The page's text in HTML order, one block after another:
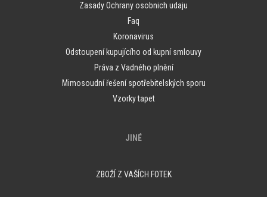
Zasady Ochrany osobnich udaju
Faq
Koronavirus
Odstoupení kupujícího od kupní smlouvy
Práva z Vadného plnění
Mimosoudní řešení spotřebitelských sporu
Vzorky tapet
JINÉ
ZBOŽÍ Z VAŠÍCH FOTEK